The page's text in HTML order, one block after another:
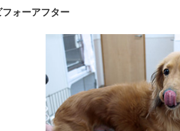
フォーアフター